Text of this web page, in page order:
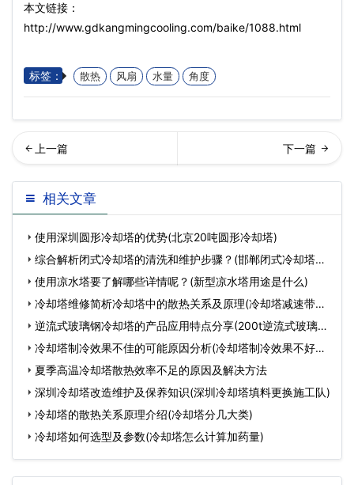
本文链接：
http://www.gdkangmingcooling.com/baike/1088.html
标签： 散热 风扇 水量 角度
璃钢冷却塔的各部件说明及
技术参数表(上海标准型玻璃
回列表
相关文章
使用深圳圆形冷却塔的优势(北京20吨圆形冷却塔)
综合解析闭式冷却塔的清洗和维护步骤？(邯郸闭式冷却塔清
洗服使用凉水塔要了解哪些详情呢？(新型凉水塔用途是什么)
冷却塔维修简析冷却塔中的散热关系及原理(冷却塔减速带有
什 逆流式玻璃钢冷却塔的产品应用特点分享(200t逆流式玻璃钢
冷 冷却塔制冷效果不佳的可能原因分析(冷却塔制冷效果不好怎
么 夏季高温冷却塔散热效率不足的原因及解决方法
深圳冷却塔改造维护及保养知识(深圳冷却塔填料更换施工队)
冷却塔的散热关系原理介绍(冷却塔分几大类)
冷却塔如何选型及参数(冷却塔怎么计算加药量)